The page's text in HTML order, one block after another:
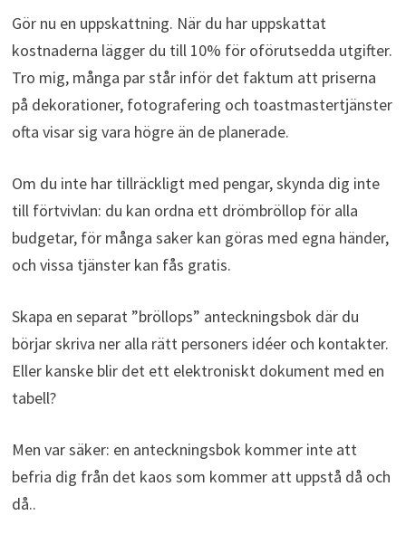
Gör nu en uppskattning. När du har uppskattat
kostnaderna lägger du till 10% för oförutsedda utgifter.
Tro mig, många par står inför det faktum att priserna
på dekorationer, fotografering och toastmastertjänster
ofta visar sig vara högre än de planerade.
Om du inte har tillräckligt med pengar, skynda dig inte
till förtvivlan: du kan ordna ett drömbröllop för alla
budgetar, för många saker kan göras med egna händer,
och vissa tjänster kan fås gratis.
Skapa en separat ”bröllops” anteckningsbok där du
börjar skriva ner alla rätt personers idéer och kontakter.
Eller kanske blir det ett elektroniskt dokument med en
tabell?
Men var säker: en anteckningsbok kommer inte att
befria dig från det kaos som kommer att uppstå då och
då..